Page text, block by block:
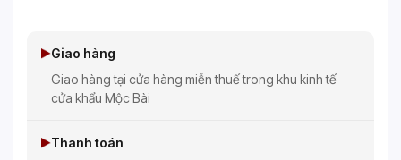
Giao hàng
Giao hàng tại cửa hàng miễn thuế trong khu kinh tế
cửa khẩu Mộc Bài
Thanh toán